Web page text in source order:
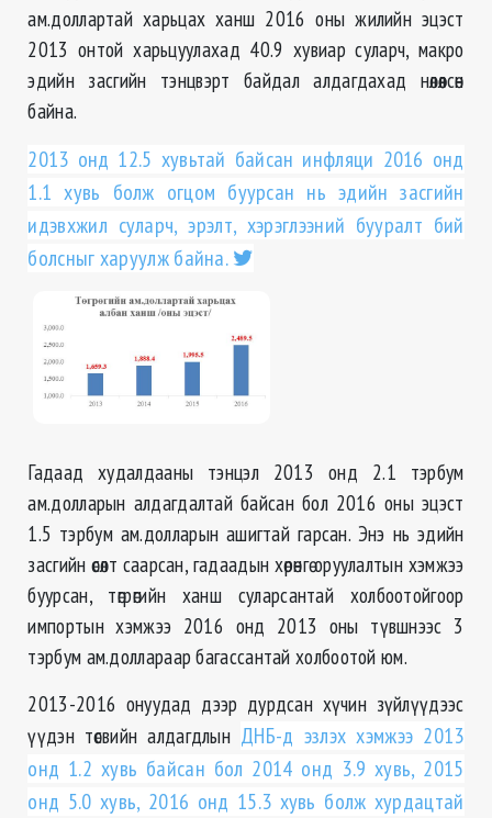
ам.доллартай харьцах ханш 2016 оны жилийн эцэст
2013 онтой харьцуулахад 40.9 хувиар суларч, макро
эдийн засгийн тэнцвэрт байдал алдагдахад нөлөөлсөн
байна.
2013 онд 12.5 хувьтай байсан инфляци 2016 онд
1.1 хувь болж огцом буурсан нь эдийн засгийн
идэвхжил суларч, эрэлт, хэрэглээний бууралт бий
болсныг харуулж байна.
Гадаад худалдааны тэнцэл 2013 онд 2.1 тэрбум
ам.долларын алдагдалтай байсан бол 2016 оны эцэст
1.5 тэрбум ам.долларын ашигтай гарсан. Энэ нь эдийн
засгийн өсөлт саарсан, гадаадын хөрөнгө оруулалтын хэмжээ
буурсан, төгрөгийн ханш суларсантай холбоотойгоор
импортын хэмжээ 2016 онд 2013 оны түвшнээс 3
тэрбум ам.доллараар багассантай холбоотой юм.
2013-2016 онуудад дээр дурдсан хүчин зүйлүүдээс
үүдэн төсвийн алдагдлын ДНБ-д эзлэх хэмжээ 2013
онд 1.2 хувь байсан бол 2014 онд 3.9 хувь, 2015
онд 5.0 хувь, 2016 онд 15.3 хувь болж хурдацтай